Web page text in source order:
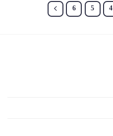
4
5
6